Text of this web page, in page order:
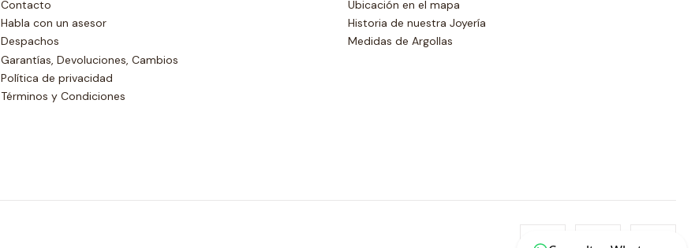
Contacto
Habla con un asesor
Despachos
Garantías, Devoluciones, Cambios
Política de privacidad
Términos y Condiciones
Ubicación en el mapa
Historia de nuestra Joyería
Medidas de Argollas